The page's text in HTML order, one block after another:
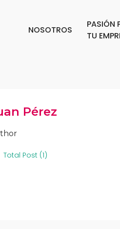
NOSOTROS
PASIÓN
TU
Pérez
Total Post (1)